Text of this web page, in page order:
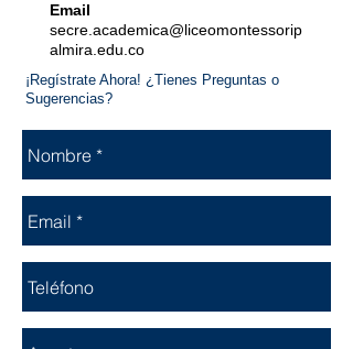
Email
secre.academica@liceomontessorip
almira.edu.co
¡Regístrate Ahora! ¿Tienes Preguntas o
Sugerencias?